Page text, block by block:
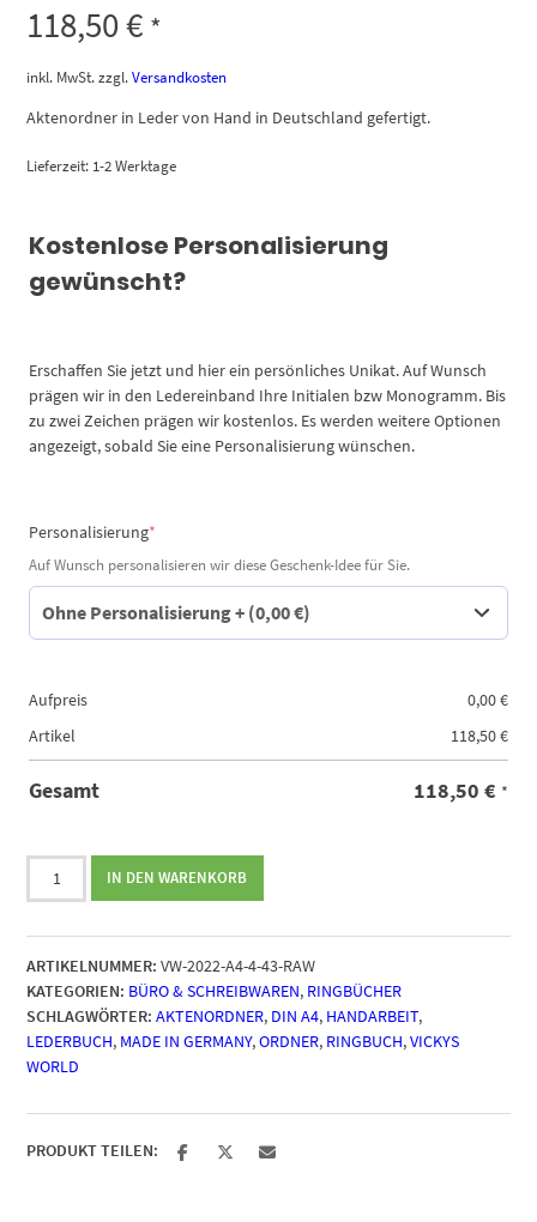
118,50€ *
inkl. MwSt. zzgl.Versandkosten
Aktenordner in Leder von Hand in Deutschland gefertigt.
Lieferzeit: 1-2 Werktage
Kostenlose Personalisierung
gewünscht?
Erschaffen Sie jetzt und hier ein persönliches Unikat. Auf Wunsch
prägen wir in den Ledereinband Ihre Initialen bzw Monogramm. Bis
zu zwei Zeichen prägen wir kostenlos. Es werden weitere Optionen
angezeigt, sobald Sie eine Personalisierung wünschen.
Personalisierung*
Auf Wunsch personalisieren wir diese Geschenk-Idee für Sie.
Aufpreis 0,00€
Artikel
118,50€
Gesamt 118,50 € *
Ringbuch
Maroon
Raw
A4
Menge
IN DEN WARENKORB
ARTIKELNUMMER: VW-2022-A4-4-43-RAW
KATEGORIEN: BÜRO & SCHREIBWAREN, RINGBÜCHER
SCHLAGWÖRTER: AKTENORDNER, DIN A4, HANDARBEIT,
LEDERBUCH, MADE IN GERMANY,ORDNER, RINGBUCH,VICKYS
WORLD
PRODUKT TEILEN: